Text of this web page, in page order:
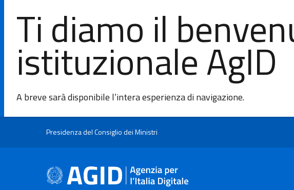
Ti diamo il
istituzionale AgID
A breve sarà disponibile l’intera esperienza di navigazione.
Presidenza del Consiglio dei Ministri